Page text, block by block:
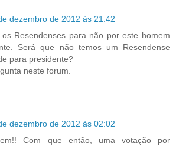
dezembro de 2012 às 21:42
Resendenses para não por este homem
Será que não temos um Resendense
para presidente?
neste forum.
dezembro de 2012 às 02:02
Com que então, uma votação por